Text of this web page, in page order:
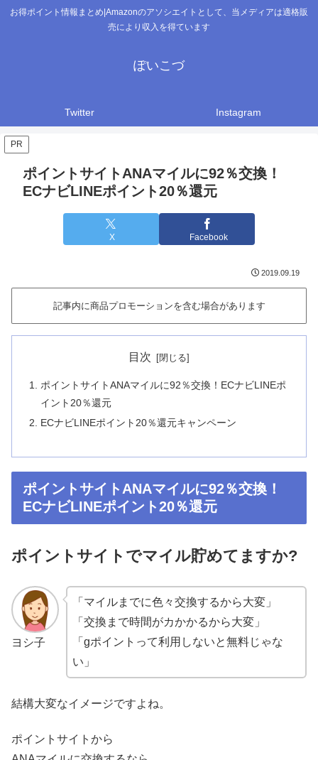
お得ポイント情報まとめ|Amazonのアソシエイトとして、当メディアは適格販
売により収入を得ています
ぽいこづ
Twitter Instagram
PR
ポイントサイトANAマイルに92％交換！
ECナビLINEポイント20％還元
X Facebook
2019.09.19
記事内に商品プロモーションを含む場合があります
目次
ポイントサイトANAマイルに92％交換！ECナビLINEポ
イント20％還元
ECナビLINEポイント20％還元キャンペーン
ポイントサイトANAマイルに92％交換！
ECナビLINEポイント20％還元
ポイントサイトでマイル貯めてますか?
ヨシ子
「マイルまでに色々交換するから大変」
「交換まで時間がカかかるから大変」
「gポイントって利用しないと無料じゃな
い」
結構大変なイメージですよね。
ポイントサイトから